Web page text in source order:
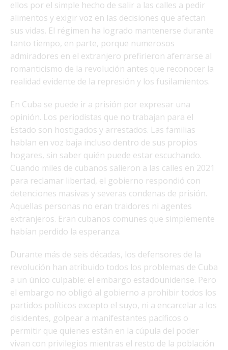
ellos por el simple hecho de salir a las calles a pedir
alimentos y exigir voz en las decisiones que afectan
sus vidas. El régimen ha logrado mantenerse durante
tanto tiempo, en parte, porque numerosos
admiradores en el extranjero prefirieron aferrarse al
romanticismo de la revolución antes que reconocer la
realidad evidente de la represión y los fusilamientos.
En Cuba se puede ir a prisión por expresar una
opinión. Los periodistas que no trabajan para el
Estado son hostigados y arrestados. Las familias
hablan en voz baja incluso dentro de sus propios
hogares, sin saber quién puede estar escuchando.
Cuando miles de cubanos salieron a las calles en 2021
para reclamar libertad, el gobierno respondió con
detenciones masivas y severas condenas de prisión.
Aquellas personas no eran traidores ni agentes
extranjeros. Eran cubanos comunes que simplemente
habían perdido la esperanza.
Durante más de seis décadas, los defensores de la
revolución han atribuido todos los problemas de Cuba
a un único culpable: el embargo estadounidense. Pero
el embargo no obligó al gobierno a prohibir todos los
partidos políticos excepto el suyo, ni a encarcelar a los
disidentes, golpear a manifestantes pacíficos o
permitir que quienes están en la cúpula del poder
vivan con privilegios mientras el resto de la población